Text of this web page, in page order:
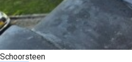
Schoorsteen